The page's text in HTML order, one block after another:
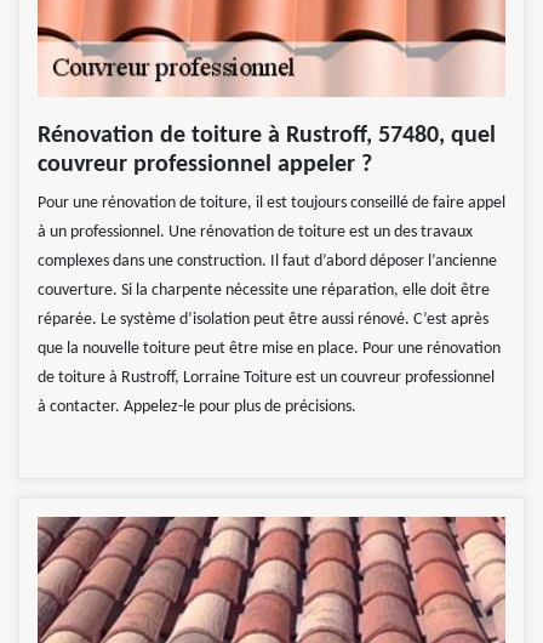
Rénovation de toiture à Rustroff, 57480, quel
couvreur professionnel appeler ?
Pour une rénovation de toiture, il est toujours conseillé de faire appel
à un professionnel. Une rénovation de toiture est un des travaux
complexes dans une construction. Il faut d’abord déposer l’ancienne
couverture. Si la charpente nécessite une réparation, elle doit être
réparée. Le système d’isolation peut être aussi rénové. C’est après
que la nouvelle toiture peut être mise en place. Pour une rénovation
de toiture à Rustroff, Lorraine Toiture est un couvreur professionnel
à contacter. Appelez-le pour plus de précisions.